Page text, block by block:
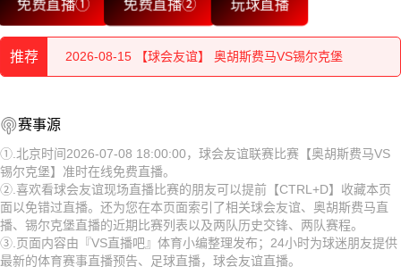
免费直播① 免费直播② 玩球直播
推荐
2026-08-15 【球会友谊】 奥胡斯费马VS锡尔克堡
2026-08-15 【球会友谊】 奥胡斯费马VS锡尔克堡
2026-08-15 【球会友谊】 奥胡斯费马VS锡尔克堡
2026-08-15 【球会友谊】 奥胡斯费马VS锡尔克堡
2026-08-15 【球会友谊】 奥胡斯费马VS锡尔克堡
2026-08-15 【球会友谊】 奥胡斯费马VS锡尔克堡
2026-08-15 【球会友谊】 奥胡斯费马VS锡尔克堡
2026-08-15 【球会友谊】 奥胡斯费马VS锡尔克堡
赛事源
①.北京时间2026-07-08 18:00:00，球会友谊联赛比赛【奥胡斯费马VS
锡尔克堡】准时在线免费直播。
②.喜欢看球会友谊现场直播比赛的朋友可以提前【CTRL+D】收藏本页
面以免错过直播。还为您在本页面索引了相关球会友谊、奥胡斯费马直
播、锡尔克堡直播的近期比赛列表以及两队历史交锋、两队赛程。
③.页面内容由『VS直播吧』体育小编整理发布；24小时为球迷朋友提供
最新的体育赛事直播预告、足球直播，球会友谊直播。